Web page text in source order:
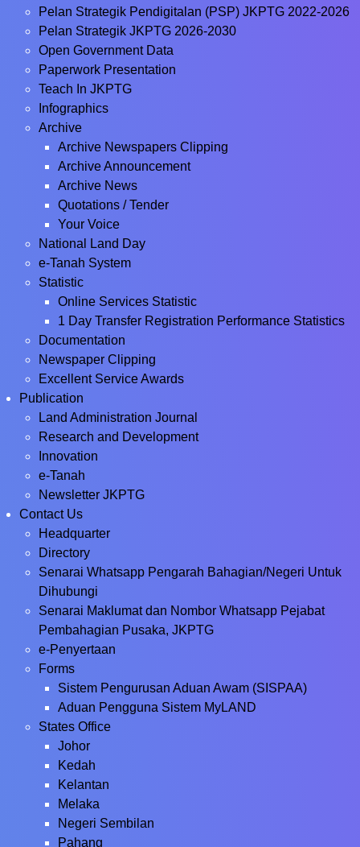
Pelan Strategik Pendigitalan (PSP) JKPTG 2022-2026
Pelan Strategik JKPTG 2026-2030
Open Government Data
Paperwork Presentation
Teach In JKPTG
Infographics
Archive
Archive Newspapers Clipping
Archive Announcement
Archive News
Quotations / Tender
Your Voice
National Land Day
e-Tanah System
Statistic
Online Services Statistic
1 Day Transfer Registration Performance Statistics
Documentation
Newspaper Clipping
Excellent Service Awards
Publication
Land Administration Journal
Research and Development
Innovation
e-Tanah
Newsletter JKPTG
Contact Us
Headquarter
Directory
Senarai Whatsapp Pengarah Bahagian/Negeri Untuk
Dihubungi
Senarai Maklumat dan Nombor Whatsapp Pejabat
Pembahagian Pusaka, JKPTG
e-Penyertaan
Forms
Sistem Pengurusan Aduan Awam (SISPAA)
Aduan Pengguna Sistem MyLAND
States Office
Johor
Kedah
Kelantan
Melaka
Negeri Sembilan
Pahang